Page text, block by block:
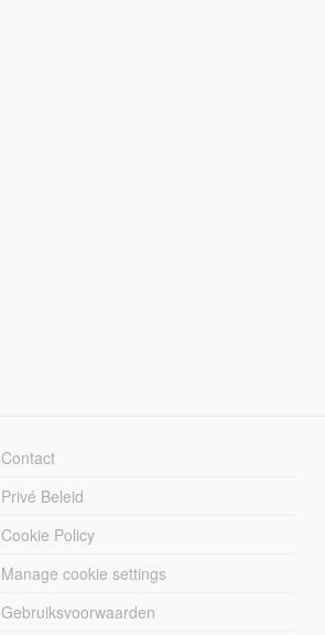
Contact
Privé Beleid
Cookie Policy
Manage cookie settings
Gebruiksvoorwaarden